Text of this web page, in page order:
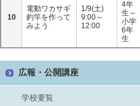
10
電動ワカサギ
釣竿を作って
みよう
1/9(土)
9:00～
12:00
4年
生～
小学
6年
生
広報・公開講座
学校要覧